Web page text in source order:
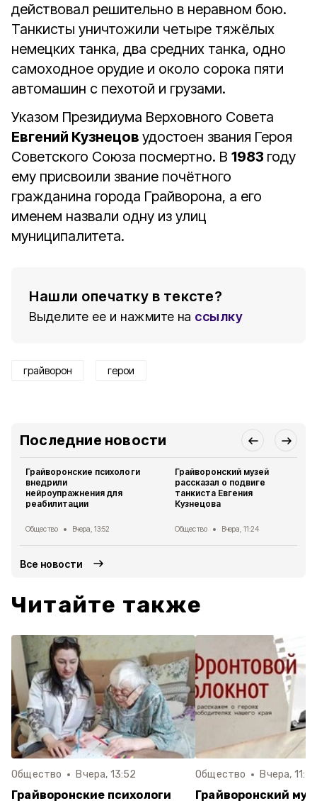
действовал решительно в неравном бою.
Танкисты уничтожили четыре тяжёлых
немецких танка, два средних танка, одно
самоходное орудие и около сорока пяти
автомашин с пехотой и грузами.
Указом Президиума Верховного Совета
Евгений Кузнецов удостоен звания Героя
Советского Союза посмертно. В 1983 году
ему присвоили звание почётного
гражданина города Грайворона, а его
именем назвали одну из улиц
муниципалитета.
Нашли опечатку в тексте?
Выделите ее и нажмите на ссылку
грайворон герои
Последние новости
Грайворонские психологи
внедрили
нейроупражнения для
реабилитации
Общество Вчера, 13:52
Грайворонский музей
рассказал о подвиге
танкиста Евгения
Кузнецова
Общество Вчера, 11:24
Все новости
Читайте также
Общество Вчера, 13:52
Грайворонские психологи
Общество Вчера,
Грайворонский